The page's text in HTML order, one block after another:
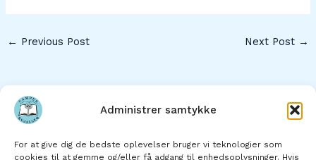
Administrer samtykke
For at give dig de bedste oplevelser bruger vi teknologier som
cookies til at gemme og/eller få adgang til enhedsoplysninger. Hvis
← Previous Post Next Post →
Atuarfik pillugu